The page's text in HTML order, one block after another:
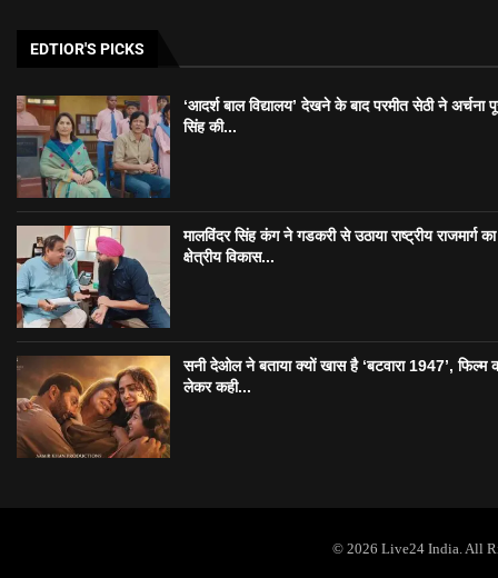
EDTIOR'S PICKS
‘आदर्श बाल विद्यालय’ देखने के बाद परमीत सेठी ने अर्चना
सिंह की...
मालविंदर सिंह कंग ने गडकरी से उठाया राष्ट्रीय राजमार्ग का
क्षेत्रीय विकास...
सनी देओल ने बताया क्यों खास है ‘बटवारा 1947’, फिल्म
लेकर कही...
© 2026 Live24 India. All